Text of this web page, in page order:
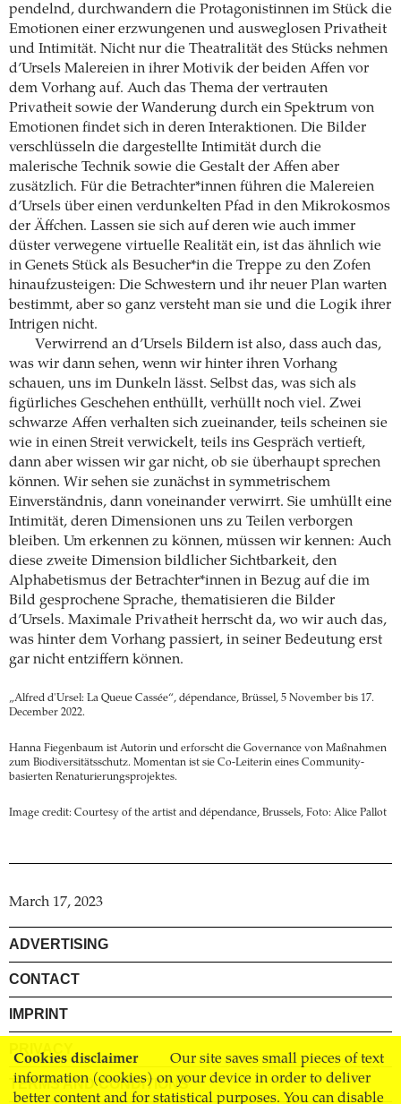
Cookies disclaimer
Our site saves small pieces of text
information (cookies) on your device in order to deliver
better content and for statistical purposes. You can disable
pendelnd, durchwandern die Protagonistinnen im Stück die
Emotionen einer erzwungenen und ausweglosen Privatheit
und Intimität. Nicht nur die Theatralität des Stücks nehmen
d’Ursels Malereien in ihrer Motivik der beiden Affen vor
dem Vorhang auf. Auch das Thema der vertrauten
Privatheit sowie der Wanderung durch ein Spektrum von
Emotionen findet sich in deren Interaktionen. Die Bilder
verschlüsseln die dargestellte Intimität durch die
malerische Technik sowie die Gestalt der Affen aber
zusätzlich. Für die Betrachter*innen führen die Malereien
d’Ursels über einen verdunkelten Pfad in den Mikrokosmos
der Äffchen. Lassen sie sich auf deren wie auch immer
düster verwegene virtuelle Realität ein, ist das ähnlich wie
in Genets Stück als Besucher*in die Treppe zu den Zofen
hinaufzusteigen: Die Schwestern und ihr neuer Plan warten
bestimmt, aber so ganz versteht man sie und die Logik ihrer
Intrigen nicht.
Verwirrend an d’Ursels Bildern ist also, dass auch das,
was wir dann sehen, wenn wir hinter ihren Vorhang
schauen, uns im Dunkeln lässt. Selbst das, was sich als
figürliches Geschehen enthüllt, verhüllt noch viel. Zwei
schwarze Affen verhalten sich zueinander, teils scheinen sie
wie in einen Streit verwickelt, teils ins Gespräch vertieft,
dann aber wissen wir gar nicht, ob sie überhaupt sprechen
können. Wir sehen sie zunächst in symmetrischem
Einverständnis, dann voneinander verwirrt. Sie umhüllt eine
Intimität, deren Dimensionen uns zu Teilen verborgen
bleiben. Um erkennen zu können, müssen wir kennen: Auch
diese zweite Dimension bildlicher Sichtbarkeit, den
Alphabetismus der Betrachter*innen in Bezug auf die im
Bild gesprochene Sprache, thematisieren die Bilder
d’Ursels. Maximale Privatheit herrscht da, wo wir auch das,
was hinter dem Vorhang passiert, in seiner Bedeutung erst
gar nicht entziffern können.
„Alfred d'Ursel: La Queue Cassée“, dépendance, Brüssel, 5 November bis 17.
December 2022.
Hanna Fiegenbaum ist Autorin und erforscht die Governance von Maßnahmen
zum Biodiversitätsschutz. Momentan ist sie Co-Leiterin eines Community-
basierten Renaturierungsprojektes.
Image credit: Courtesy of the artist and dépendance, Brussels, Foto: Alice Pallot
March 17, 2023
ADVERTISING
CONTACT
IMPRINT
PRIVACY
TERMS AND CONDITIONS